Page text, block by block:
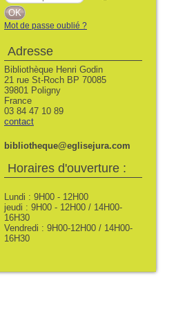
Mot de passe oublié ?
Adresse
Bibliothèque Henri Godin
21 rue St-Roch BP 70085
39801 Poligny
France
03 84 47 10 89
contact
bibliotheque@eglisejura.com
Horaires d'ouverture :
Lundi : 9H00 - 12H00
jeudi : 9H00 - 12H00 / 14H00-
16H30
Vendredi : 9H00-12H00 / 14H00-
16H30